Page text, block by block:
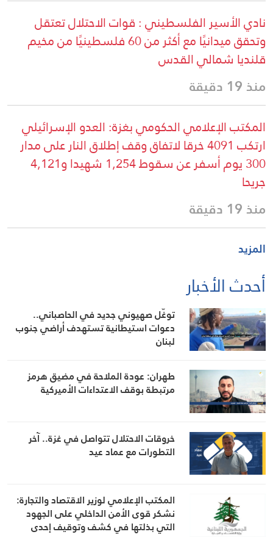
نادي الأسير الفلسطيني : قوات الاحتلال تعتقل
وتحقق ميدانيًا مع أكثر من 60 فلسطينيًا من مخيم
قلنديا شمالي القدس
منذ 19 دقيقة
المكتب الإعلامي الحكومي بغزة: العدو الإسرائيلي
ارتكب 4091 خرقا لاتفاق وقف إطلاق النار على مدار
300 يوم أسفر عن سقوط 1,254 شهيدا و4,121
جريحا
منذ 19 دقيقة
المزيد
أحدث الأخبار
توغّل صهيوني جديد في الحاصباني..
دعوات استيطانية تستهدف أراضي جنوب
لبنان
طهران: عودة الملاحة في مضيق هرمز
مرتبطة بوقف الاعتداءات الأميركية
خروقات الاحتلال تتواصل في غزة.. آخر
التطورات مع عماد عيد
المكتب الإعلامي لوزير الاقتصاد والتجارة:
نشكر قوى الأمن الداخلي على الجهود
التي بذلتها في كشف وتوقيف إحدى